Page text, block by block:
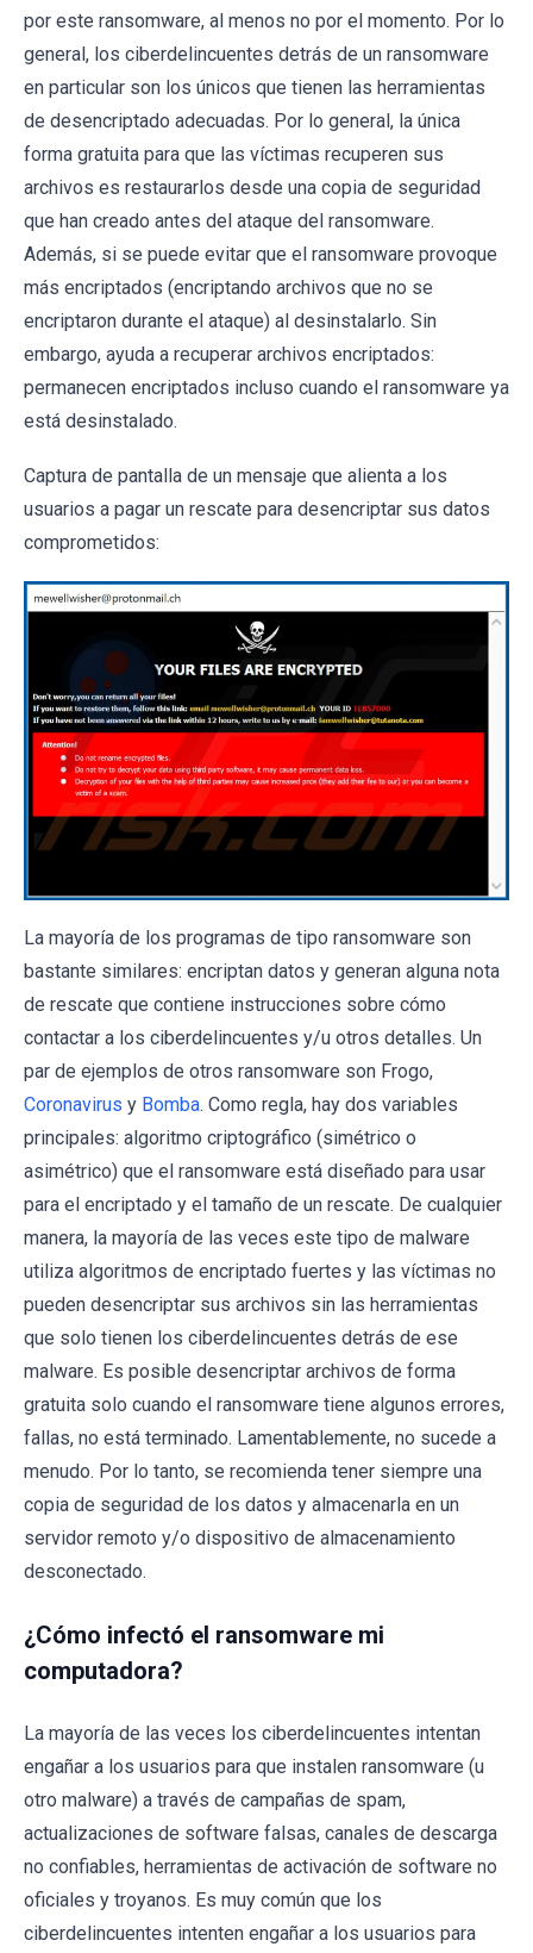
por este ransomware, al menos no por el momento. Por lo
general, los ciberdelincuentes detrás de un ransomware
en particular son los únicos que tienen las herramientas
de desencriptado adecuadas. Por lo general, la única
forma gratuita para que las víctimas recuperen sus
archivos es restaurarlos desde una copia de seguridad
que han creado antes del ataque del ransomware.
Además, si se puede evitar que el ransomware provoque
más encriptados (encriptando archivos que no se
encriptaron durante el ataque) al desinstalarlo. Sin
embargo, ayuda a recuperar archivos encriptados:
permanecen encriptados incluso cuando el ransomware ya
está desinstalado.
Captura de pantalla de un mensaje que alienta a los
usuarios a pagar un rescate para desencriptar sus datos
comprometidos:
La mayoría de los programas de tipo ransomware son
bastante similares: encriptan datos y generan alguna nota
de rescate que contiene instrucciones sobre cómo
contactar a los ciberdelincuentes y/u otros detalles. Un
par de ejemplos de otros ransomware son Frogo,
Coronavirus y Bomba. Como regla, hay dos variables
principales: algoritmo criptográfico (simétrico o
asimétrico) que el ransomware está diseñado para usar
para el encriptado y el tamaño de un rescate. De cualquier
manera, la mayoría de las veces este tipo de malware
utiliza algoritmos de encriptado fuertes y las víctimas no
pueden desencriptar sus archivos sin las herramientas
que solo tienen los ciberdelincuentes detrás de ese
malware. Es posible desencriptar archivos de forma
gratuita solo cuando el ransomware tiene algunos errores,
fallas, no está terminado. Lamentablemente, no sucede a
menudo. Por lo tanto, se recomienda tener siempre una
copia de seguridad de los datos y almacenarla en un
servidor remoto y/o dispositivo de almacenamiento
desconectado.
¿Cómo infectó el ransomware mi
computadora?
La mayoría de las veces los ciberdelincuentes intentan
engañar a los usuarios para que instalen ransomware (u
otro malware) a través de campañas de spam,
actualizaciones de software falsas, canales de descarga
no confiables, herramientas de activación de software no
oficiales y troyanos. Es muy común que los
ciberdelincuentes intenten engañar a los usuarios para